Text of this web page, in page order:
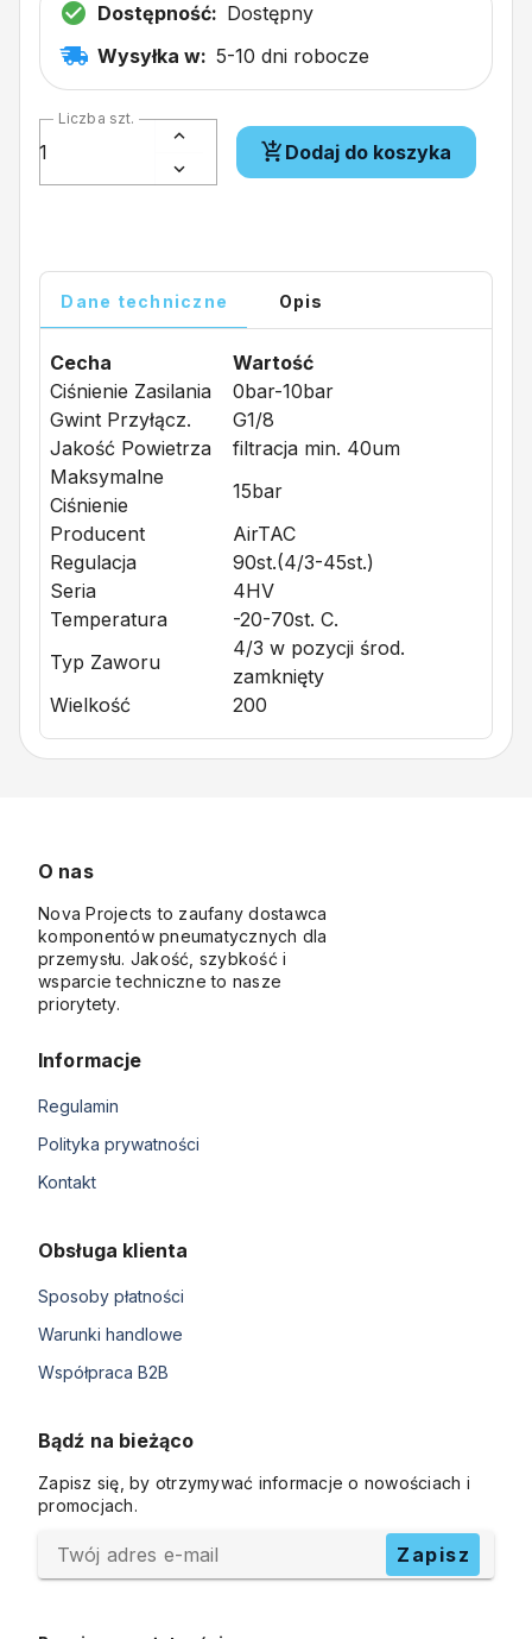
Dostępność: Dostępny
Wysyłka w: 5-10 dni robocze
Liczba szt.
Dodaj do koszyka
Dane techniczne Opis
Cecha
Wartość
Ciśnienie Zasilania
0bar-10bar
Gwint Przyłącz.
G1/8
Jakość Powietrza
filtracja min. 40um
Maksymalne
Ciśnienie
15bar
Producent
AirTAC
Regulacja
90st.(4/3-45st.)
Seria
4HV
Temperatura
-20-70st. C.
Typ Zaworu
4/3 w pozycji środ.
zamknięty
Wielkość
200
O nas
Nova Projects to zaufany dostawca
komponentów pneumatycznych dla
przemysłu. Jakość, szybkość i
wsparcie techniczne to nasze
priorytety.
Informacje
Regulamin
Polityka prywatności
Kontakt
Obsługa klienta
Sposoby płatności
Warunki handlowe
Współpraca B2B
Bądź na bieżąco
Zapisz się, by otrzymywać informacje o nowościach i
promocjach.
Twój adres e-mail Zapisz